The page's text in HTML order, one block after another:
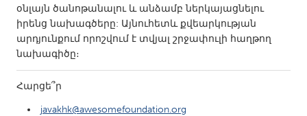
Poughkeepsie, NY
Rhode Island
Rockport, MA
San Antonio, TX
San Francisco, CA
Santa Cruz, CA
South Bend, IN
St. Paul, MN
օնլայն ծանոթանալու և անձամբ ներկայացնելու
իրենց նախագծերը: Այնուհետև քվեարկության
արդյունքում որոշվում է տվյալ շրջափուլի հաղթող
նախագիծը։
Հարցե՞ր
javakhk@awesomefoundation.org